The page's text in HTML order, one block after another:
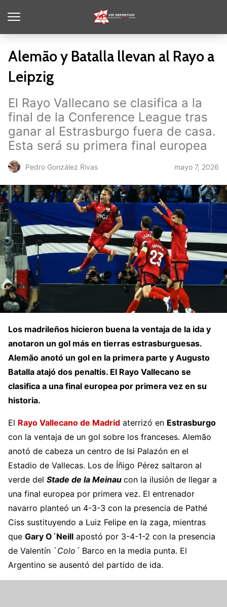
Alemão y Batalla llevan al Rayo a
Leipzig
El Rayo Vallecano se clasifica a la
final de la Conference League tras
ganar al Estrasburgo fuera de casa.
Esta será su primera final europea
Pedro González Rivas mayo 7, 2026
Los madrileños hicieron buena la ventaja de la ida y
anotaron un gol más en tierras estrasburguesas.
Alemão anotó un gol en la primera parte y Augusto
Batalla atajó dos penaltis. El Rayo Vallecano se
clasifica a una final europea por primera vez en su
historia.
El Rayo Vallecano de Madrid aterrizó en Estrasburgo
con la ventaja de un gol sobre los franceses. Alemão
anotó de cabeza un centro de Isi Palazón en el
Estadio de Vallecas. Los de Íñigo Pérez saltaron al
verde del Stade de la Meinau con la ilusión de llegar a
una final europea por primera vez. El entrenador
navarro planteó un 4-3-3 con la presencia de Pathé
Ciss sustituyendo a Luiz Felipe en la zaga, mientras
que Gary O´Neill apostó por 3-4-1-2 con la presencia
de Valentín `Colo´ Barco en la media punta. El
Argentino se ausentó del partido de ida.